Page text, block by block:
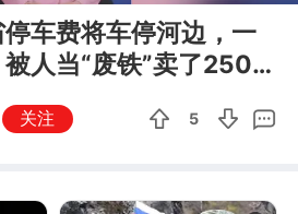
车费将车停河边，一
人当“废铁”卖了2500
关注 5